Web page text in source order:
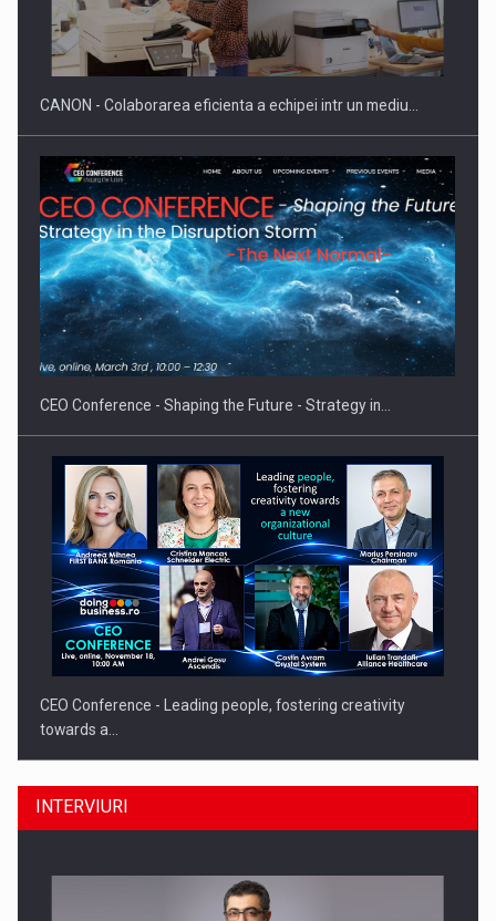
Producatorii si comerciantii care nu se supun noilor
reglementari…
Proteinmaxxing and the Future of Protein Demand
CANON - Colaborarea eficienta a echipei intr un mediu…
CEO Conference - Shaping the Future - Strategy in…
CEO Conference - Leading people, fostering creativity
towards a…
INTERVIURI